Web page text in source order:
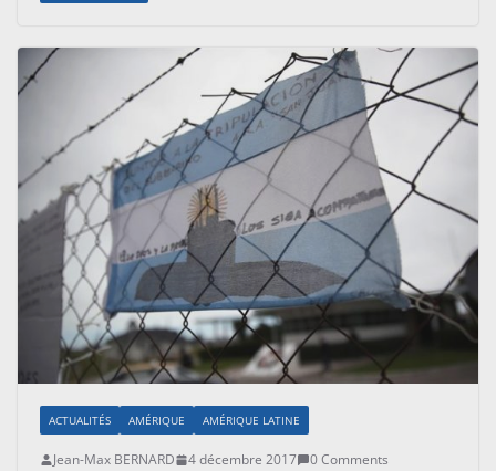
ACTUALITÉS AMÉRIQUE AMÉRIQUE LATINE
Jean-Max BERNARD 4 décembre 2017 0 Comments